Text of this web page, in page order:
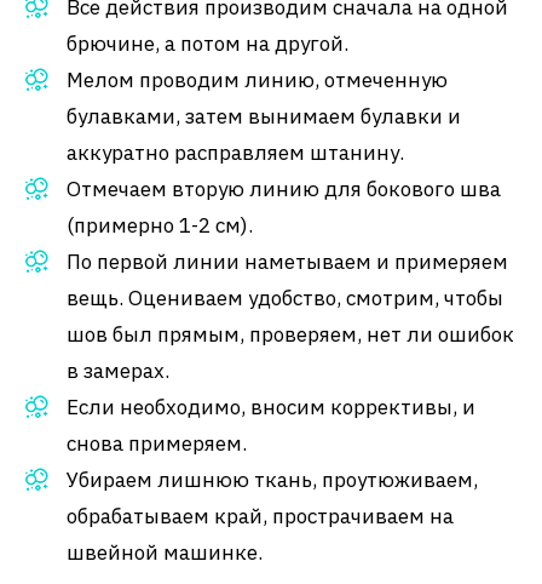
Все действия производим сначала на одной
брючине, а потом на другой.
Мелом проводим линию, отмеченную
булавками, затем вынимаем булавки и
аккуратно расправляем штанину.
Отмечаем вторую линию для бокового шва
(примерно 1-2 см).
По первой линии наметываем и примеряем
вещь. Оцениваем удобство, смотрим, чтобы
шов был прямым, проверяем, нет ли ошибок
в замерах.
Если необходимо, вносим коррективы, и
снова примеряем.
Убираем лишнюю ткань, проутюживаем,
обрабатываем край, прострачиваем на
швейной машинке.